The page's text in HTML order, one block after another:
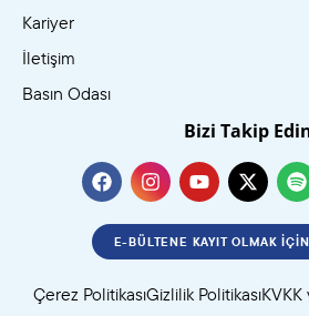
Kariyer
İletişim
Basın Odası
Bizi Takip
E-BÜLTENE KAYIT OLMAK
Çerez PolitikasıGizlilik Politikası